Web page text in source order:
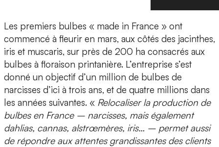
Les premiers bulbes « made in France » ont
commencé à fleurir en mars, aux côtés des jacinthes,
iris et muscaris, sur près de 200 ha consacrés aux
bulbes à floraison printanière. L’entreprise s’est
donné un objectif d’un million de bulbes de
narcisses d’ici à trois ans, et de quatre millions dans
les années suivantes. « Relocaliser la production de
bulbes en France – narcisses, mais également
dahlias, cannas, alstrœmères, iris… – permet aussi
de répondre aux attentes grandissantes des clients